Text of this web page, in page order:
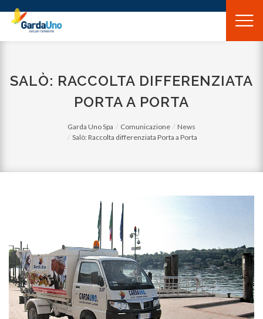
Gardauno
Spa
SALÒ: RACCOLTA DIFFERENZIATA
PORTA A PORTA
Garda Uno Spa Comunicazione
News
Salò: Raccolta differenziata Porta a Porta